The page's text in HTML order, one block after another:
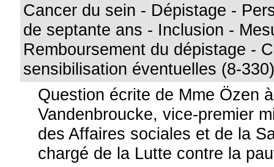
Cancer du sein - Dépistage -
de septante ans - Inclusion -
Remboursement du dépistage -
sensibilisation éventuelles (8-
Question écrite de Mme Özen
Vandenbroucke, vice-premier
des Affaires sociales et de la
chargé de la Lutte contre la